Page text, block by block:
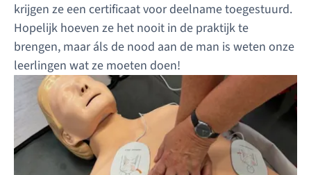
krijgen ze een certificaat voor deelname toegestuurd.
Hopelijk hoeven ze het nooit in de praktijk te
brengen, maar áls de nood aan de man is weten onze
leerlingen wat ze moeten doen!